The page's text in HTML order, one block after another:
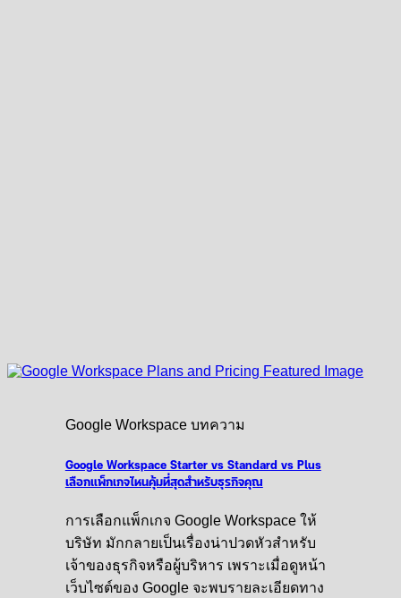
Google Workspace บทความ
Google Workspace Starter vs Standard vs Plus
เลือกแพ็กเกจไหนคุ้มที่สุดสำหรับธุรกิจคุณ
การเลือกแพ็กเกจ Google Workspace ให้
บริษัท มักกลายเป็นเรื่องน่าปวดหัวสำหรับ
เจ้าของธุรกิจหรือผู้บริหาร เพราะเมื่อดูหน้า
เว็บไซต์ของ Google จะพบรายละเอียดทาง